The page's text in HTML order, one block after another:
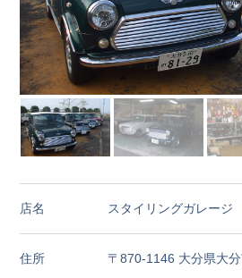
店名 スタイリングガレージ
住所 〒870-1146 大分県大